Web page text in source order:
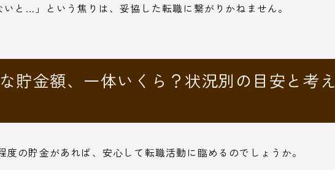
いと…」という焦りは、妥協した転職に繋がりかねません。
貯金額、一体いくら？状況別の目安と考え
度の貯金があれば、安心して転職活動に臨めるのでしょうか。